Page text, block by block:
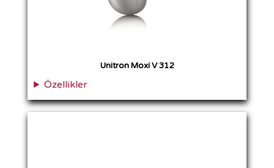
Unitron Moxi V 312
Özellikler